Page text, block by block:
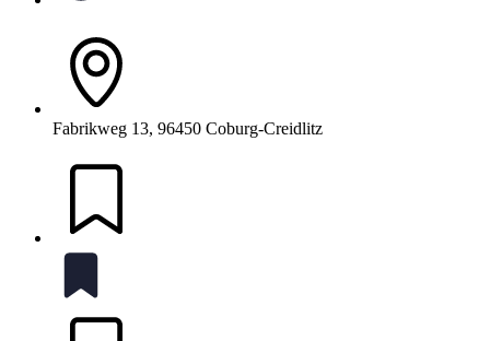
Fabrikweg 13, 96450 Coburg-Creidlitz